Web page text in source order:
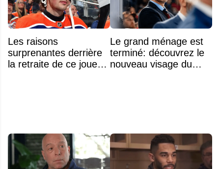
Les raisons
surprenantes derrière
la retraite de ce joueur
Le grand ménage est
terminé: découvrez le
nouveau visage du